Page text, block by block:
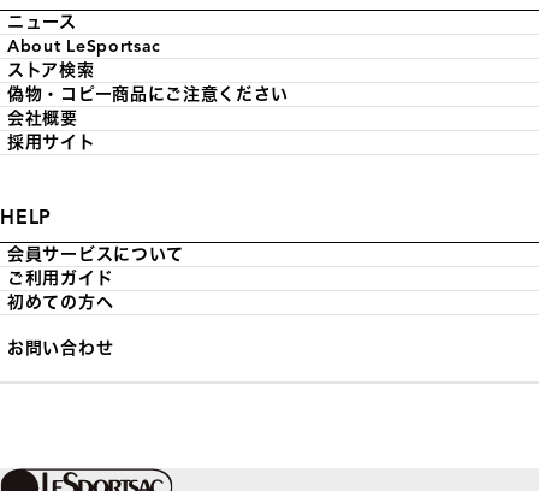
ニュース
About LeSportsac
ストア検索
偽物・コピー商品にご注意ください
会社概要
採用サイト
HELP
会員サービスについて
ご利用ガイド
初めての方へ
お問い合わせ